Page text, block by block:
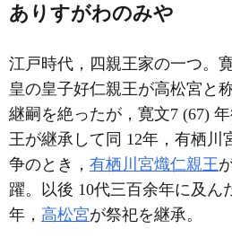
ありすがわのみや
江戸時代，四親王家の一つ。
皇の皇子好仁親王が高松宮と
継嗣を絶ったが，寛文7 (67)
王が継承して同 12年，有栖川
争のとき， 有栖川宮熾仁親王
躍。以後 10代三百余年に及ん
年， 高松宮が祭祀を継承。